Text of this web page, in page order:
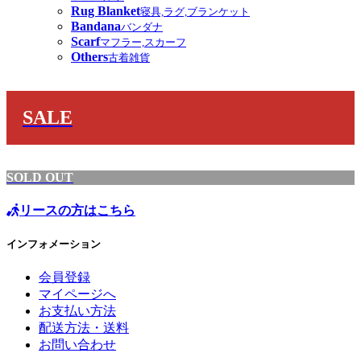
Rug Blanket寝具,ラグ,ブランケット
Bandanaバンダナ
Scarfマフラー,スカーフ
Others古着雑貨
SALE
SOLD OUT
リースの方はこちら
インフォメーション
会員登録
マイページへ
お支払い方法
配送方法・送料
お問い合わせ